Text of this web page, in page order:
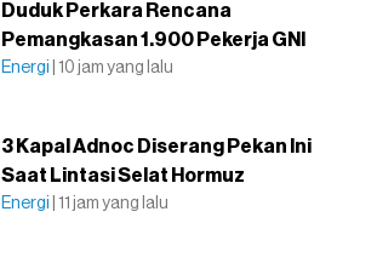
Duduk Perkara Rencana
Pemangkasan 1.900 Pekerja GNI
Energi | 10 jam yang lalu
3 Kapal Adnoc Diserang Pekan Ini
Saat Lintasi Selat Hormuz
Energi | 11 jam yang lalu